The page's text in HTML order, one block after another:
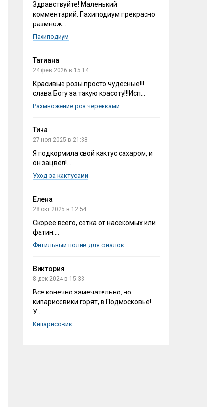
Здравствуйте! Маленький
комментарий. Пахиподиум прекрасно
размнож...
Пахиподиум
Татиана
24 фев 2026 в 15:14
Красивые розы,просто чудесные!!!
слава Богу за такую красоту!!!Исп...
Размножение роз черенками
Тина
27 ноя 2025 в 21:38
Я подкормила свой кактус сахаром, и
он зацвёл!...
Уход за кактусами
Елена
28 окт 2025 в 12:54
Скорее всего, сетка от насекомых или
фатин....
Фитильный полив для фиалок
Виктория
8 дек 2024 в 15:33
Все конечно замечательно, но
кипарисовики горят, в Подмосковье!
У...
Кипарисовик